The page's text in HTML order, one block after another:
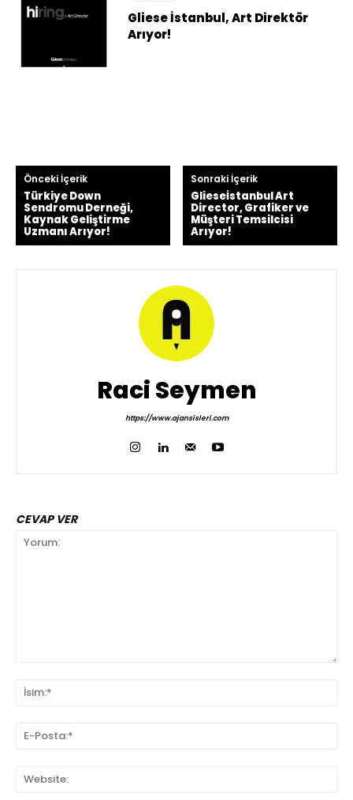
Gliese İstanbul, Art Direktör
Arıyor!
Önceki İçerik
Türkiye Down
Sendromu Derneği,
Kaynak Geliştirme
Uzmanı Arıyor!
Sonraki İçerik
Glieseİstanbul Art
Director, Grafiker ve
Müşteri Temsilcisi
Arıyor!
Raci Seymen
https://www.ajansisleri.com
CEVAP VER